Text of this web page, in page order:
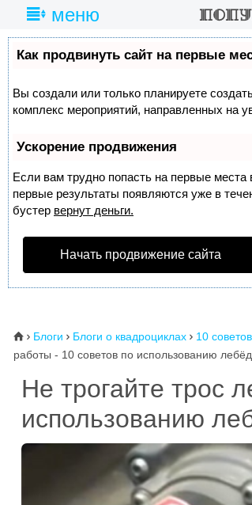
меню
Как продвинуть сайт на первые
Вы создали или только планируете
комплекс мероприятий, направленных на
Ускорение продвижения
Если вам трудно попасть на первые места
первые результаты появляются уже в
бустер вернут деньги.
Начать продвижение сайта
⌂  Блоги  Блоги о квадроциклах  10
работы - 10 советов по использованию
Не трогайте трос
использованию